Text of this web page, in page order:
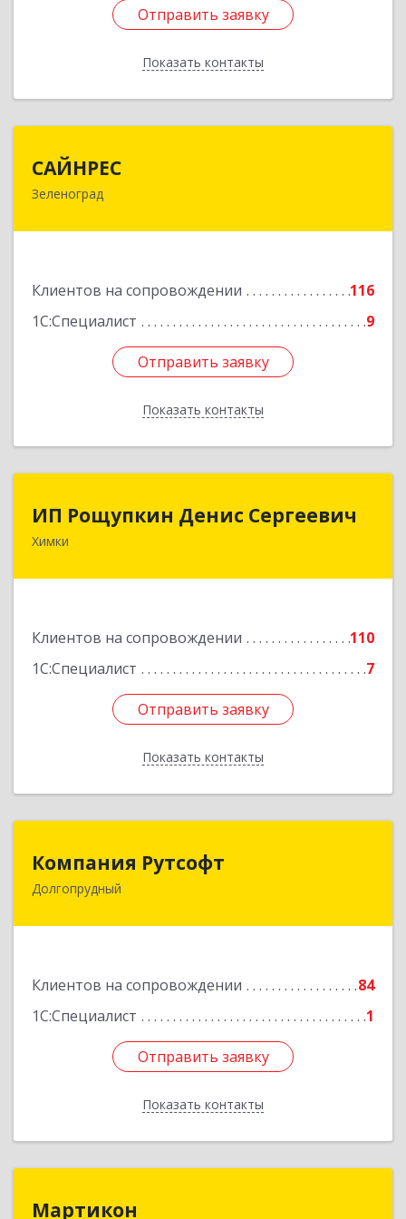
Отправить заявку
Показать контакты
Отправить заявку
Назад
САЙНРЕС
Зеленоград
Клиентов на сопровождении
116
1С:Специалист
9
Отправить заявку
Показать контакты
124365, Москва г, Зеленоград г, корпус 2307А,
Отправить заявку
Назад
ИП Рощупкин Денис Сергеевич
Химки
Клиентов на сопровождении
110
1С:Специалист
7
Отправить заявку
Показать контакты
141402, Московская обл, г.о. Химки, Химки г,
Отправить заявку
Назад
Компания Рутсофт
Долгопрудный
Клиентов на сопровождении
84
1С:Специалист
1
Отправить заявку
Показать контакты
Компания Рутсофт
141700, Московская обл, Долгопрудный г,
Отправить заявку
Назад
Мартикон